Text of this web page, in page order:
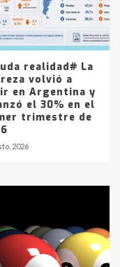
en
hasta Axion
realidad# La
volvió a
en Argentina y
el 30% en el
trimestre de
2026